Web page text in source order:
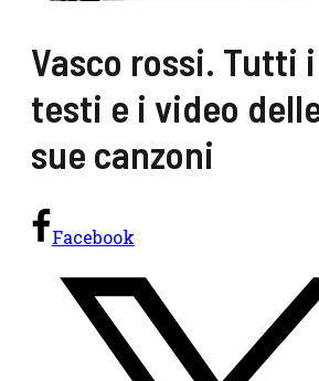
Vasco rossi. Tutti i
testi e i video
sue canzoni
Facebook